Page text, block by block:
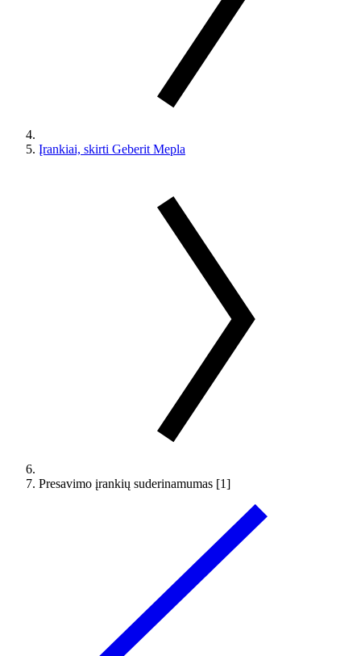
Įrankiai, skirti Geberit Mepla
Presavimo įrankių suderinamumas [1]